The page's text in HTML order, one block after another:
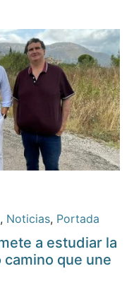
, Noticias, Portada
a estudiar la
que une